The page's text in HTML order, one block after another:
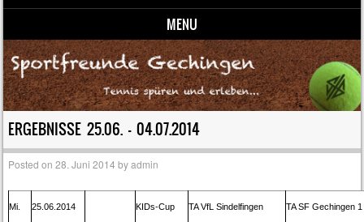
MENU
Skip to content
ERGEBNISSE 25.06. – 04.07.2014
Posted on28. Juni 2014 byadmin
Mi. 25.06.2014 KIDs-Cup TA VfL Sindelfingen TA SF Gechingen 1